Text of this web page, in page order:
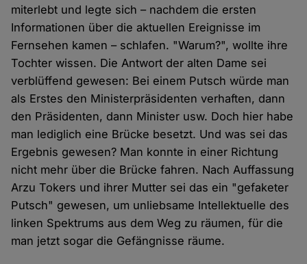
miterlebt und legte sich – nachdem die ersten
Informationen über die aktuellen Ereignisse im
Fernsehen kamen – schlafen. "Warum?", wollte ihre
Tochter wissen. Die Antwort der alten Dame sei
verblüffend gewesen: Bei einem Putsch würde man
als Erstes den Ministerpräsidenten verhaften, dann
den Präsidenten, dann Minister usw. Doch hier habe
man lediglich eine Brücke besetzt. Und was sei das
Ergebnis gewesen? Man konnte in einer Richtung
nicht mehr über die Brücke fahren. Nach Auffassung
Arzu Tokers und ihrer Mutter sei das ein "gefaketer
Putsch" gewesen, um unliebsame Intellektuelle des
linken Spektrums aus dem Weg zu räumen, für die
man jetzt sogar die Gefängnisse räume.